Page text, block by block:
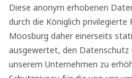
Diese anonym erhobenen
durch die Königlich
Moosburg daher einerseits
ausgewertet, den Datenschutz
unserem Unternehmen zu